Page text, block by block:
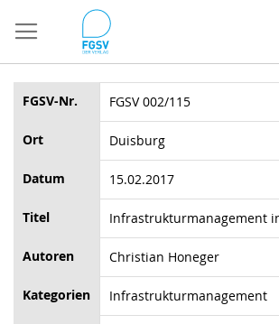
zum
Inhalt
FGSV-Nr. FGSV 002/115
Ort Duisburg
Datum 15.02.2017
Titel Infrastrukturmanagement
Autoren Christian Honeger
Kategorien Infrastrukturmanagement